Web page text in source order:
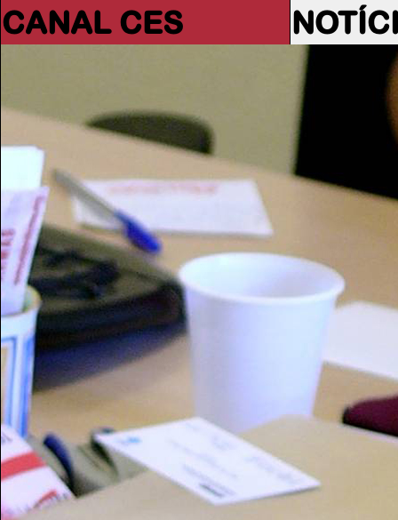
CANAL CES